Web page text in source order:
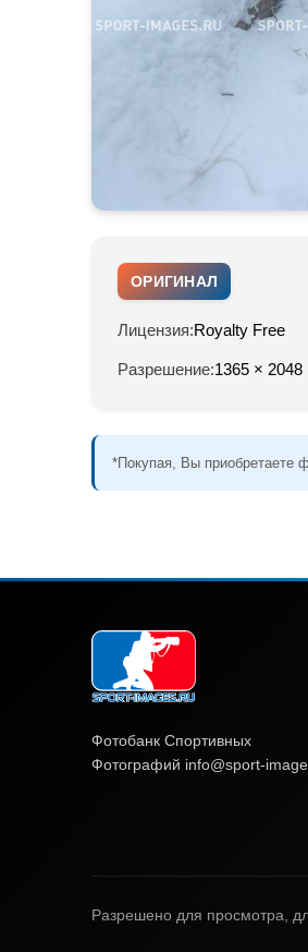
ОРИГИНАЛ
Лицензия:Royalty Free
Разрешение:1365 × 2048
*Покупая, Вы приобретаете
Фотобанк Спортивных
Фотографий info@sport-
Разрешено для просмотра,